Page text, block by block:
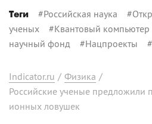
Теги #Российская наука #
ученых #Квантовый компьютер
научный фонд #Нацпроекты #
Indicator.ru / Физика /
Российские ученые предложили
ионных ловушек